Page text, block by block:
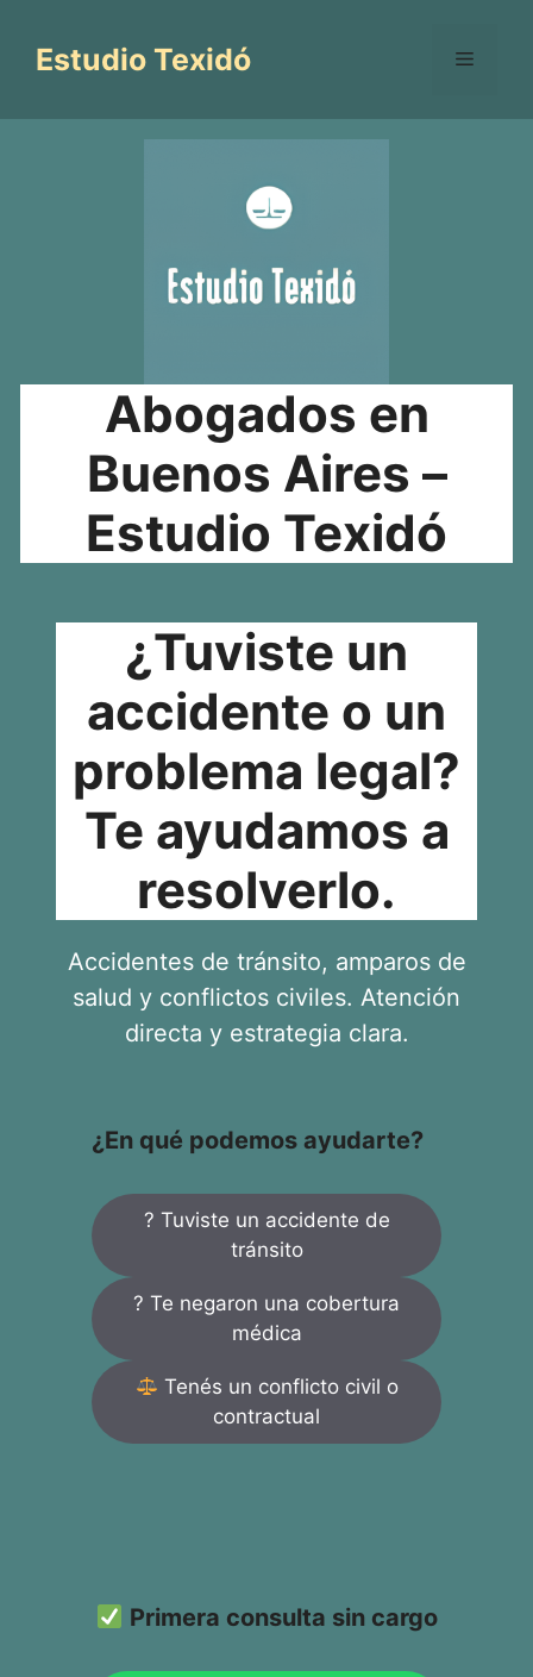
contenido
Estudio Texidó Menú
Abogados en
Buenos Aires –
Estudio Texidó
¿Tuviste un
accidente o un
problema legal?
Te ayudamos a
resolverlo.
Accidentes de tránsito, amparos de
salud y conflictos civiles. Atención
directa y estrategia clara.
¿En qué podemos ayudarte?
? Tuviste un accidente de
tránsito
? Te negaron una cobertura
médica
Tenés un conflicto civil o
contractual
Primera consulta sin cargo